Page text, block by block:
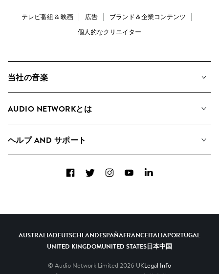
テレビ番組 & 映画 広告
ブランド＆企業コンテンツ
個人的なクリエイター
当社の音楽
検索
アルバム
AUDIO NETWORKとは
ヘルプ AND サポート
FacebookTwitterInstagramYouTubeLinkedIn
AUSTRALIADEUTSCHLANDESPAÑAFRANCEITALIAPORTUGAL
UNITED KINGDOMUNITED STATES日本中国
© Audio Network Limited 2026 UKLegal Info